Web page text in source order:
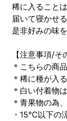
稀に入ること
届いて寝かせ
是非好みの味
【注意事項/そ
＊こちらの商
＊稀に種が入
＊白い付着物
＊青果物の為
・15℃以下の